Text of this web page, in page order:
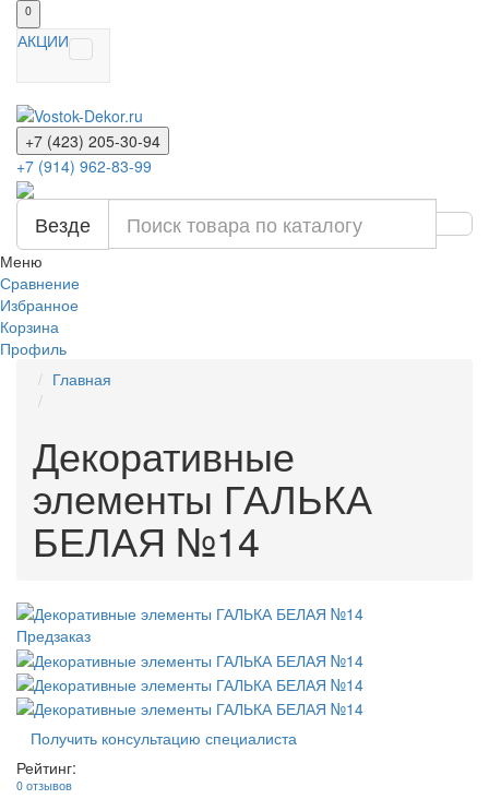
0
АКЦИИ
+7 (423) 205-30-94
+7 (914) 962-83-99
Везде
Меню
Сравнение
Избранное
Корзина
Профиль
Главная
Декоративные
элементы ГАЛЬКА
БЕЛАЯ №14
Предзаказ
Получить консультацию специалиста
Рейтинг:
0 отзывов